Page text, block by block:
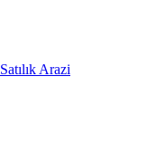
Satılık Arazi